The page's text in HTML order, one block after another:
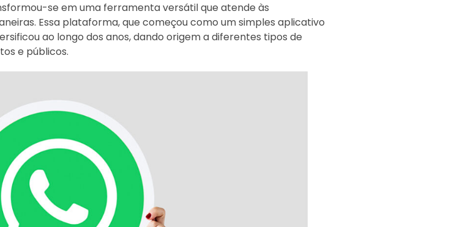
se em uma ferramenta versátil que atende às
Essa plataforma, que começou como um simples aplicativo
ao longo dos anos, dando origem a diferentes tipos de
e públicos.